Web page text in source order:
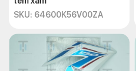
SKU: 64600K56V00ZA